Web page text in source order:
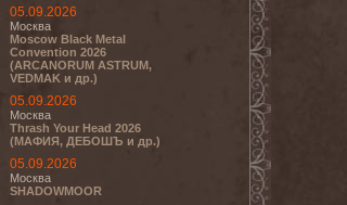
05.09.2026
Москва
Moscow Black Metal
Convention 2026
(ARCANORUM ASTRUM,
VEDMAK и др.)
05.09.2026
Москва
Thrash Your Head 2026
(МАФИЯ, ДЕБОШЪ и др.)
05.09.2026
Москва
SHADOWMOOR